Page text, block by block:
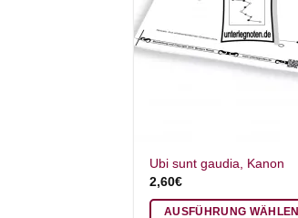
Ubi sunt gaudia, Kanon
2,60€
AUSFÜHRUNG WÄHLEN